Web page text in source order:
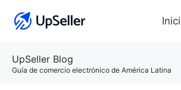
UpSeller Blog
Guía de comercio electrónico de América Latina